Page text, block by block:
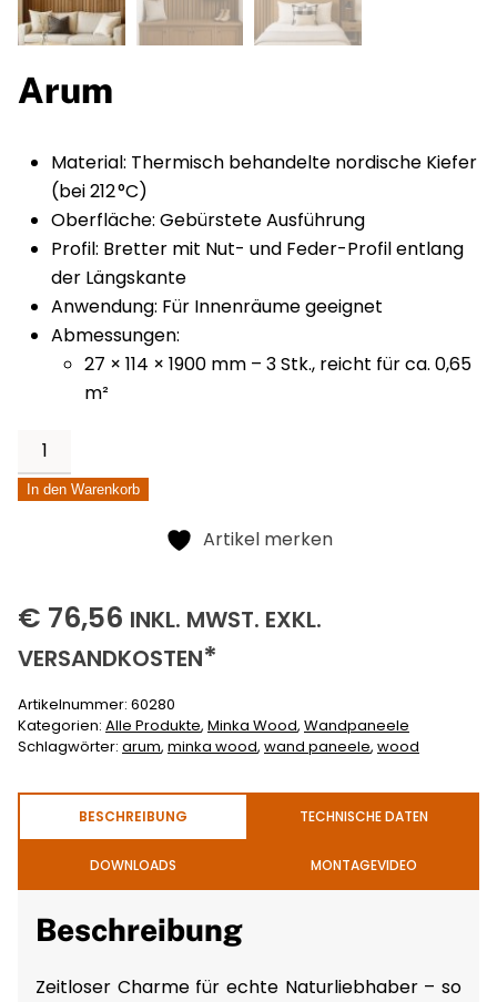
Arum
Material: Thermisch behandelte nordische Kiefer
(bei 212 °C)
Oberfläche: Gebürstete Ausführung
Profil: Bretter mit Nut- und Feder-Profil entlang
der Längskante
Anwendung: Für Innenräume geeignet
Abmessungen:
27 × 114 × 1900 mm – 3 Stk., reicht für ca. 0,65
m²
Arum
Menge
In den Warenkorb
Artikel merken
€ 76,56 76,56
INKL. (INKLUSIVE)
MWST. EXKL.
VERSANDKOSTEN*
Artikelnummer: 60280
Kategorien: Alle Produkte, Minka Wood, Wandpaneele
Schlagwörter: arum, minka wood, wand paneele, wood
BESCHREIBUNG TECHNISCHE DATEN
DOWNLOADS MONTAGEVIDEO
Beschreibung
Zeitloser Charme für echte Naturliebhaber – so